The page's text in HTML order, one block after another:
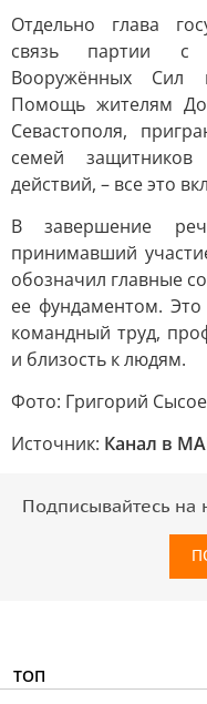
Отдельно глава
связь партии с
Вооружённых Сил
Помощь жителям
Севастополя,
семей
действий, – все это
В завершение
принимавший
обозначил главные
ее фундаментом. Это
командный труд,
и близость к людям.
Фото: Григорий
Источник: Канал в
Подписывайтесь на
ТОП